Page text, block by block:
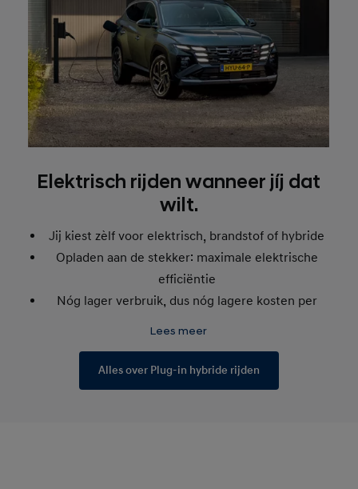
Elektrisch rijden wanneer jíj dat
wilt.
Jij kiest zèlf voor elektrisch, brandstof of hybride
Opladen aan de stekker: maximale elektrische
efficiëntie
Nóg lager verbruik, dus nóg lagere kosten per
trekgewicht
Stil en ontspannen rijden op stroom, ook op de
Lees meer
Alles over Plug-in hybride rijden